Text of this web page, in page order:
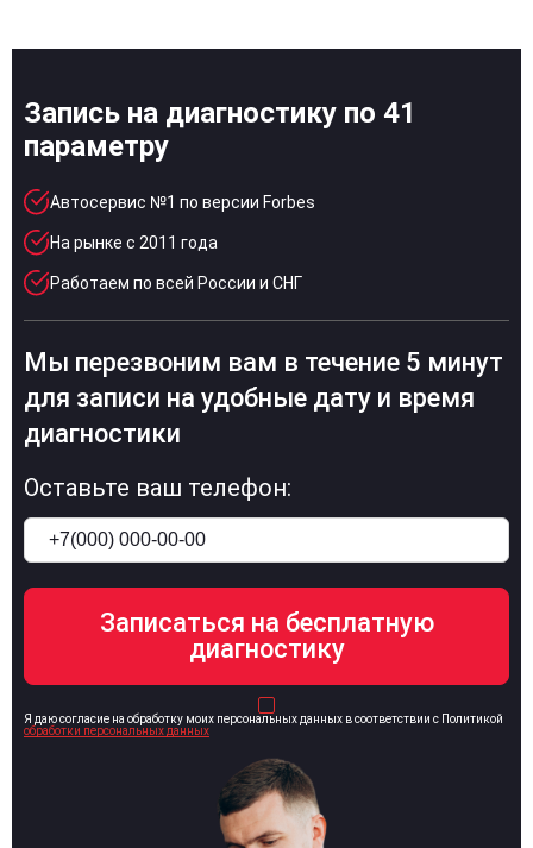
Запись на диагностику по 41
параметру
Автосервис №1 по версии Forbes
На рынке с 2011 года
Работаем по всей России и СНГ
Мы перезвоним вам в течение 5 минут
для записи на удобные дату и время
диагностики
Оставьте ваш телефон:
Я даю согласие на обработку моих персональных данных в соответствии с Политикой
обработки персональных данных